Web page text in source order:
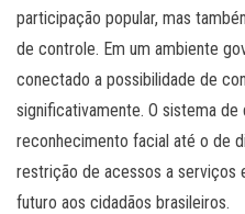
participação popular, mas
de controle. Em um ambiente
conectado a possibilidade de
significativamente. O sistema
reconhecimento facial até o de
restrição de acessos a serviços
futuro aos cidadãos brasileiros.